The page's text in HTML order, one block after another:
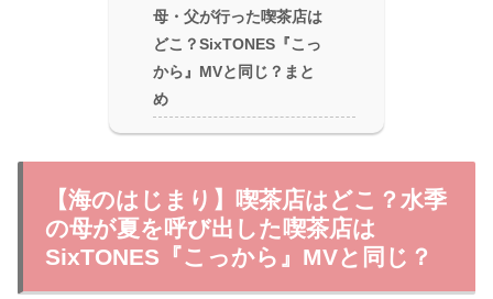
母・父が行った喫茶店は
どこ？SixTONES『こっ
から』MVと同じ？まと
め
【海のはじまり】喫茶店はどこ？水季
の母が夏を呼び出した喫茶店は
SixTONES『こっから』MVと同じ？